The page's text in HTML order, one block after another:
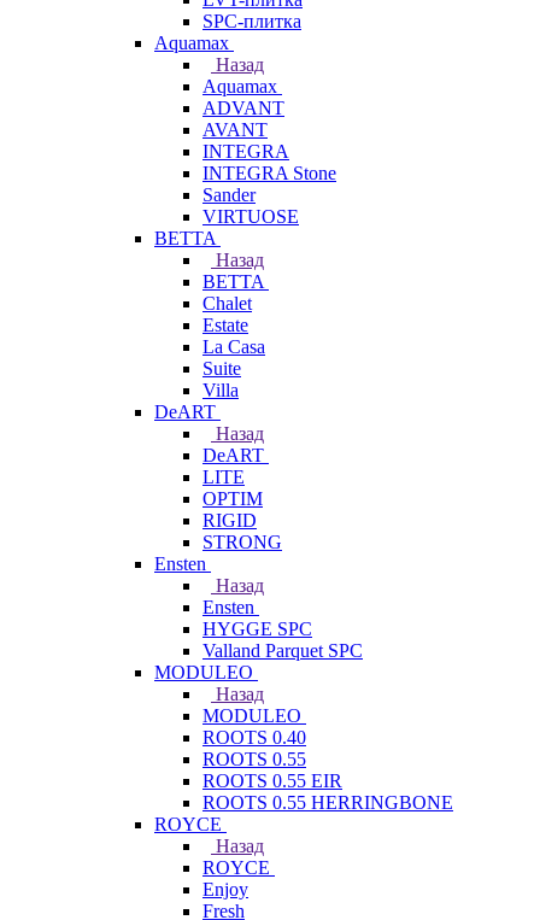
SPC-плитка
Aquamax
Назад
Aquamax
ADVANT
AVANT
INTEGRA
INTEGRA Stone
Sander
VIRTUOSE
BETTA
Назад
BETTA
Chalet
Estate
La Casa
Suite
Villa
DeART
Назад
DeART
LITE
OPTIM
RIGID
STRONG
Ensten
Назад
Ensten
HYGGE SPC
Valland Parquet SPC
MODULEO
Назад
MODULEO
ROOTS 0.40
ROOTS 0.55
ROOTS 0.55 EIR
ROOTS 0.55 HERRINGBONE
ROYCE
Назад
ROYCE
Enjoy
Fresh